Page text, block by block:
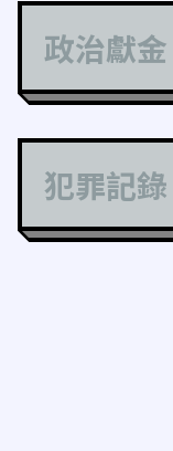
政治獻金
犯罪記錄